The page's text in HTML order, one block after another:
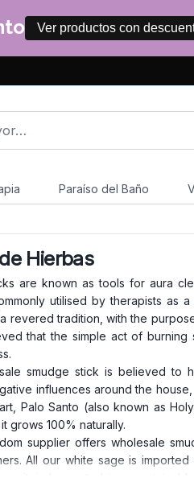
Ver productos con
Paraíso del Baño
Hierbas
are known as tools for aura
utilised by therapists as
revered tradition, with the
that the simple act of
smudge stick is believed to
influences around the
Palo Santo (also known as
grows 100% naturally.
supplier offers wholesale
All our white sage is
it is harvested in a
dried and sealed to ensure they